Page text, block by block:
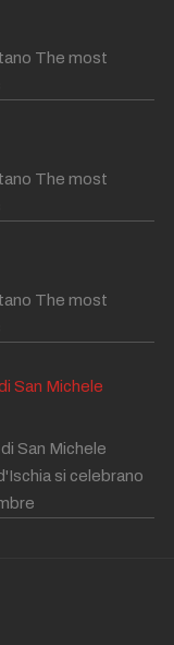
The most
The most
The most
San Michele
San Michele
si celebrano